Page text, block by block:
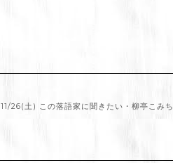
11/26(土) この落語家に聞きたい・柳亭こみち